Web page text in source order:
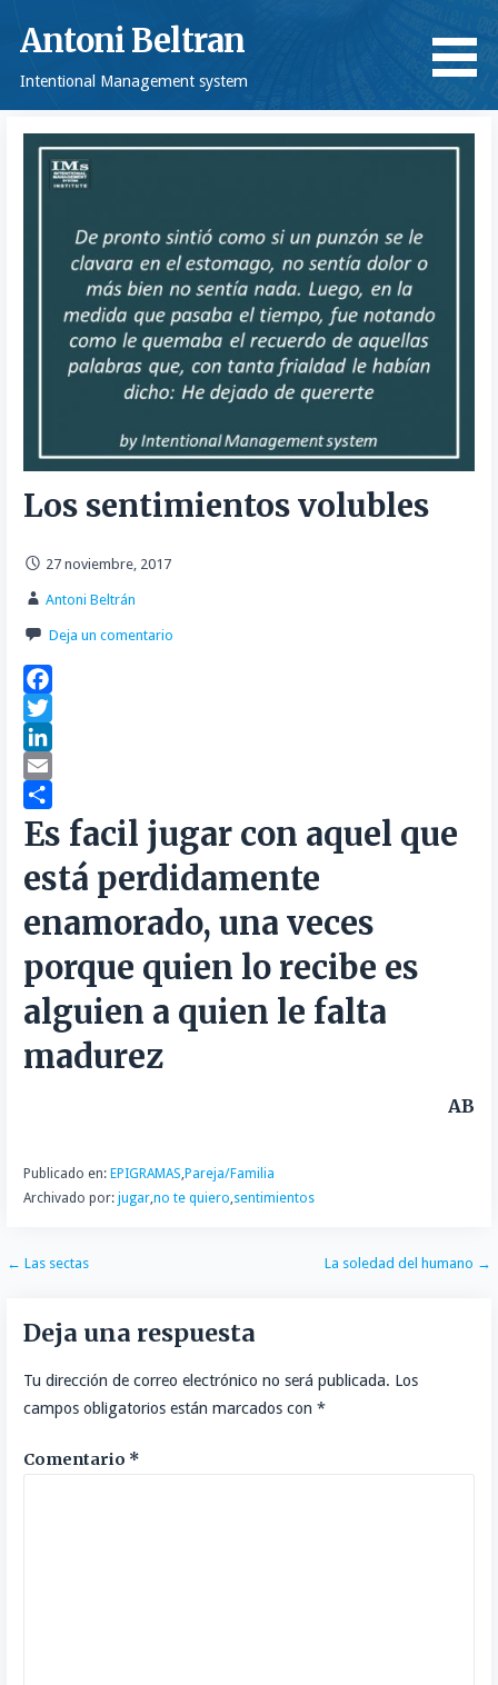
Antoni Beltran
Intentional Management system
Los sentimientos volubles
27 noviembre, 2017
Antoni Beltrán
Deja un comentario
F
a
c
e
b
o
T
w
t
e
L
n
e
I
n
E
m
i
C
m
a
r
i
r
Es facil jugar con aquel que
está perdidamente
enamorado, una veces
porque quien lo recibe es
alguien a quien le falta
madurez
AB
Publicado en: EPIGRAMAS,Pareja/Familia
Archivado por: jugar,no te quiero,sentimientos
Navegación
entradas
← Las sectas La soledad del humano →
Deja una respuesta
Tu dirección de correo electrónico no será publicada. Los
campos obligatorios están marcados con *
Comentario *